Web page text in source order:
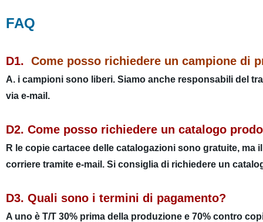
FAQ
D1. Come posso richiedere un campione di
A. i campioni sono liberi. Siamo anche responsabili del
via e-mail.
D2. Come posso richiedere un catalogo
R le copie cartacee delle catalogazioni sono gratuite,
corriere tramite e-mail. Si consiglia di richiedere un
D3. Quali sono i termini di pagamento?
A uno è T/T 30% prima della produzione e 70% contro